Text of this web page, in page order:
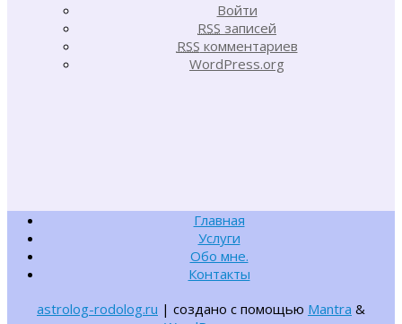
Войти
RSS записей
RSS комментариев
WordPress.org
Главная
Услуги
Обо мне.
Контакты
astrolog-rodolog.ru | создано с помощью Mantra &